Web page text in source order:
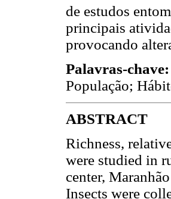
de estudos
principais
provocando
Palavras-chave:
População;
ABSTRACT
Richness,
were studied in
center,
Insects were